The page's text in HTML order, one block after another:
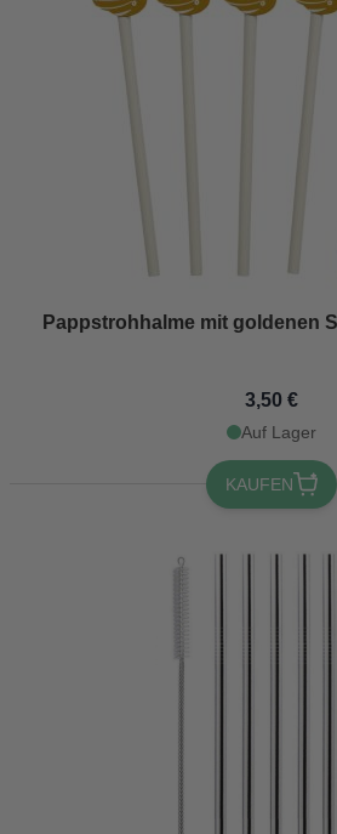
Pappstrohhalme mit goldenen
3,50 €
Auf Lager
KAUFEN